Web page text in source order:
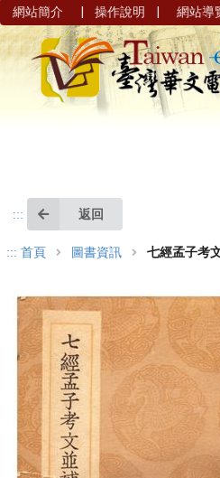
網站簡介 | 操作說明 | 網站導
::: 返回
::: 首頁 圖書資訊 七經孟子考